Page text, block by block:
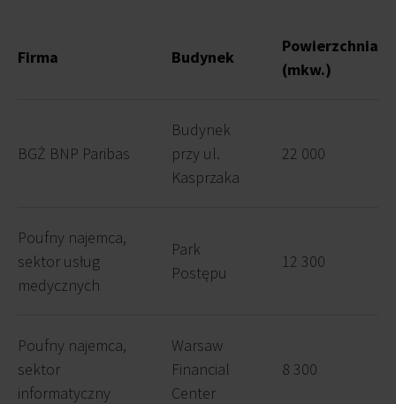
Firma Budynek
Powierzchnia
(mkw.)
BGŻ BNP Paribas
Budynek
przy ul.
Kasprzaka
22 000
Poufny najemca,
sektor usług
medycznych
Park
Postępu
12 300
Poufny najemca,
sektor
informatyczny
Warsaw
Financial
Center
8 300